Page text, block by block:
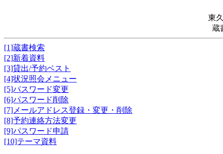
東
蔵
[1]蔵書検索
[2]新着資料
[3]貸出/予約ベスト
[4]状況照会メニュー
[5]パスワード変更
[6]パスワード削除
[7]メールアドレス登録・変更・削除
[8]予約連絡方法変更
[9]パスワード申請
[10]テーマ資料